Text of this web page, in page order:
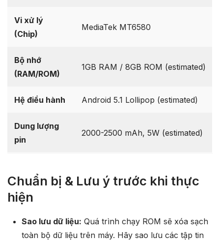
Vi xử lý
(Chip)
MediaTek MT6580
Bộ nhớ
(RAM/ROM)
1GB RAM / 8GB ROM (estimated)
Hệ điều hành Android 5.1 Lollipop (estimated)
Dung lượng
pin
2000-2500 mAh, 5W (estimated)
Chuẩn bị & Lưu ý trước khi thực
hiện
Sao lưu dữ liệu: Quá trình chạy ROM sẽ xóa sạch
toàn bộ dữ liệu trên máy. Hãy sao lưu các tập tin